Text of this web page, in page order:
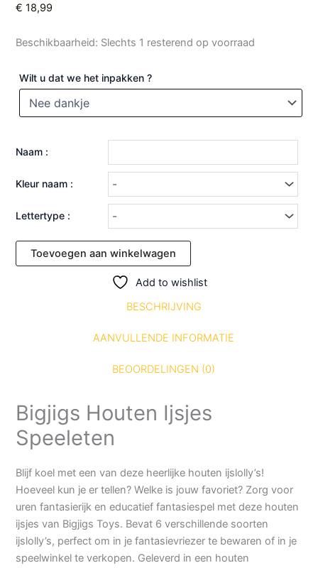
€ 18,99
Beschikbaarheid: Slechts 1 resterend op voorraad
Wilt u dat we het inpakken ?
Naam :
Kleur naam :
Lettertype :
Toevoegen aan winkelwagen
Add to wishlist
BESCHRIJVING
AANVULLENDE INFORMATIE
BEOORDELINGEN (0)
Bigjigs Houten Ijsjes
Speeleten
Blijf koel met een van deze heerlijke houten ijslolly’s!
Hoeveel kun je er tellen? Welke is jouw favoriet? Zorg voor
uren fantasierijk en educatief fantasiespel met deze houten
ijsjes van Bigjigs Toys. Bevat 6 verschillende soorten
ijslolly’s, perfect om in je fantasievriezer te bewaren of in je
speelwinkel te verkopen. Geleverd in een houten